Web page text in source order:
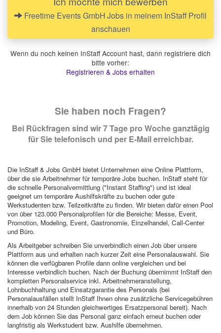
Freetime Events GmbH Jobs in meinem InStaff Profil
anschauen
Wenn du noch keinen InStaff Account hast, dann registriere dich
bitte vorher:
Registrieren & Jobs erhalten
Sie haben noch Fragen?
Bei Rückfragen sind wir 7 Tage pro Woche ganztägig
für Sie telefonisch und per E-Mail erreichbar.
Die InStaff & Jobs GmbH bietet Unternehmen eine Online Plattform,
über die sie Arbeitnehmer für temporäre Jobs buchen. InStaff steht für
die schnelle Personalvermittlung ("Instant Staffing") und ist ideal
geeignet um temporäre Aushilfskräfte zu buchen oder gute
Werkstudenten bzw. Teilzeitkräfte zu finden. Wir bieten dafür einen Pool
von über 123.000 Personalprofilen für die Bereiche: Messe, Event,
Promotion, Modeling, Event, Gastronomie, Einzelhandel, Call-Center
und Büro.
Als Arbeitgeber schreiben Sie unverbindlich einen Job über unsere
Plattform aus und erhalten nach kurzer Zeit eine Personalauswahl. Sie
können die verfügbaren Profile dann online vergleichen und bei
Interesse verbindlich buchen. Nach der Buchung übernimmt InStaff den
kompletten Personalservice inkl. Arbeitnehmeranstellung,
Lohnbuchhaltung und Einsatzgarantie des Personals (bei
Personalausfällen stellt InStaff Ihnen ohne zusätzliche Servicegebühren
innerhalb von 24 Stunden gleichwertiges Ersatzpersonal bereit). Nach
dem Job können Sie das Personal ganz einfach erneut buchen oder
langfristig als Werkstudent bzw. Aushilfe übernehmen.